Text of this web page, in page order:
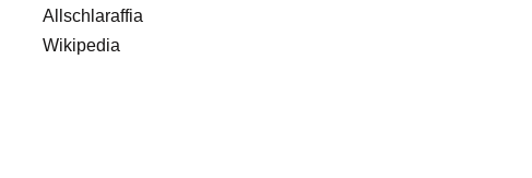
Allschlaraffia
Wikipedia